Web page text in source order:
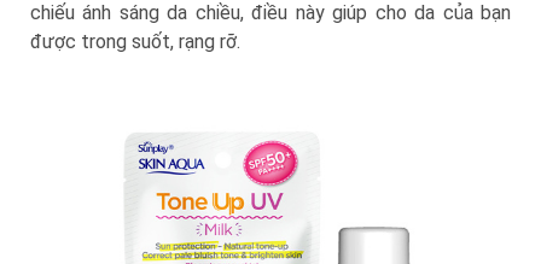
chiếu ánh sáng da chiều, điều này giúp cho da của bạn
được trong suốt, rạng rỡ.